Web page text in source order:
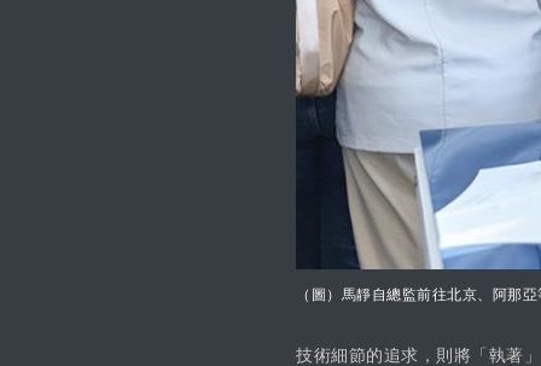
（圖）馬靜自總監前往北京、阿那
技術細節的追求，則將「執著